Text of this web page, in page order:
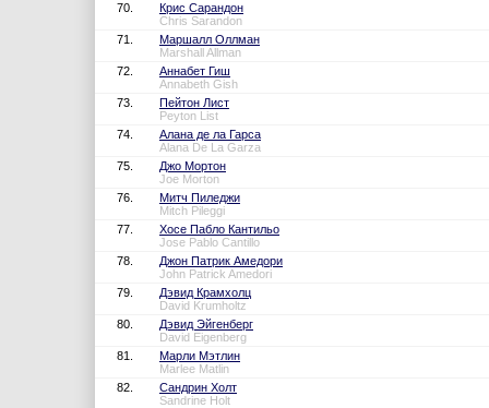
70.
Крис Сарандон
Chris Sarandon
71.
Маршалл Оллман
Marshall Allman
72.
Аннабет Гиш
Annabeth Gish
73.
Пейтон Лист
Peyton List
74.
Алана де ла Гарса
Alana De La Garza
75.
Джо Мортон
Joe Morton
76.
Митч Пиледжи
Mitch Pileggi
77.
Хосе Пабло Кантильо
Jose Pablo Cantillo
78.
Джон Патрик Амедори
John Patrick Amedori
79.
Дэвид Крамхолц
David Krumholtz
80.
Дэвид Эйгенберг
David Eigenberg
81.
Марли Мэтлин
Marlee Matlin
82.
Сандрин Холт
Sandrine Holt